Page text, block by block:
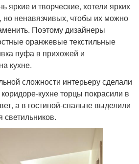
яркие и творческие, хотели ярких
но ненавязчивых, чтобы их можно
Поэтому дизайнеры
оранжевые текстильные
пуфа в прихожей и
кухне.
сложности интерьеру сделали
кухне торцы покрасили в
а в гостиной-спальне выделили
светильников.